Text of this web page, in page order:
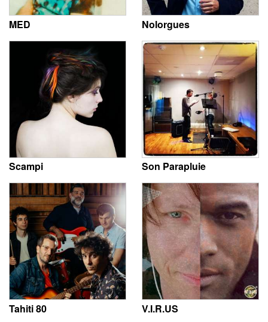
MED Nolorgues
Scampi Son Parapluie
Tahiti 80 V.I.R.US